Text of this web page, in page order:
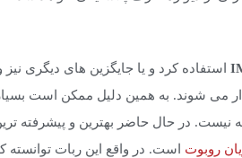
استفاده کرد و یا جایگزین های دیگری نیز
می شوند. به همین دلیل ممکن است
نیست. در حال حاضر بهترین و پیشرفته
روبوت است. در واقع این ربات توانسته